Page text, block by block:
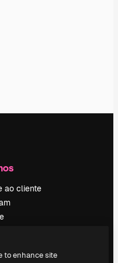
ao cliente
to enhance site